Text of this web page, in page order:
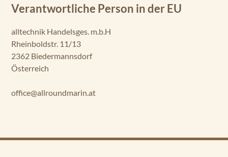
Verantwortliche Person in der EU
alltechnik Handelsges. m.b.H
Rheinboldstr. 11/13
2362 Biedermannsdorf
Österreich
office@allroundmarin.at